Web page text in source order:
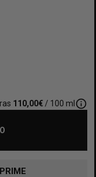
110,00€ / 100 ml info_outline